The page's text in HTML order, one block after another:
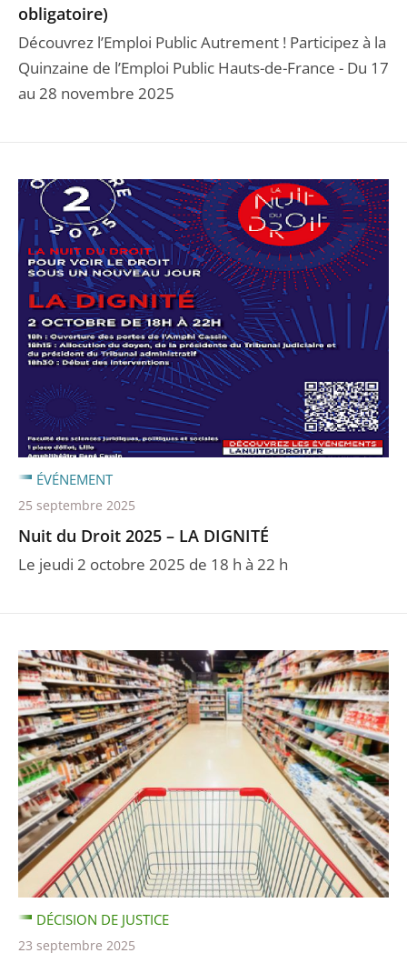
obligatoire)
Découvrez l’Emploi Public Autrement ! Participez à la
Quinzaine de l’Emploi Public Hauts-de-France - Du 17
au 28 novembre 2025
Nuit du Droit 2025 – LA DIGNITÉ
Le jeudi 2 octobre 2025 de 18 h à 22 h
ÉVÉNEMENT
25 septembre 2025
DÉCISION DE JUSTICE
23 septembre 2025